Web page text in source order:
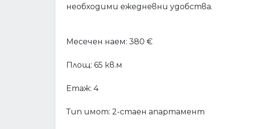
необходими ежедневни удобства.
Месечен наем: 380 €
Площ: 65 кв.м
Етаж: 4
Тип имот: 2-стаен апартамент